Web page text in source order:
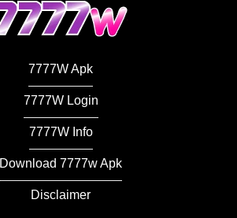
7777W Apk
7777W Login
7777W Info
Download 7777w Apk
Disclaimer